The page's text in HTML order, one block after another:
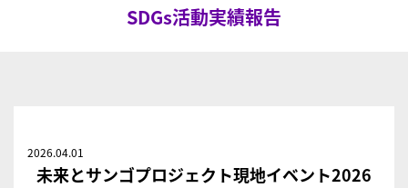
SDGs活動実績報告
2026.04.01
未来とサンゴプロジェクト現地イベント2026